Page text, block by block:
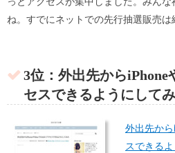
ね。すでにネットでの先行抽選販売は
3位：外出先からiPhone
セスできるようにして
外出先か
スできる